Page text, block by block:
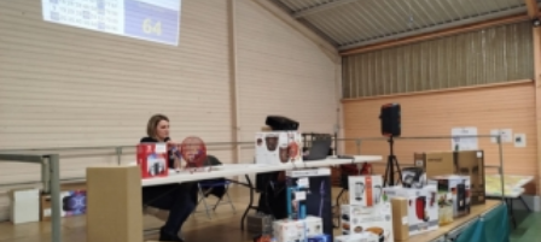
Couture
Gym d’entretien
Renfo musculaire
Tennis